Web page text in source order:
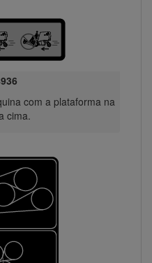
com a plataforma na
cima.